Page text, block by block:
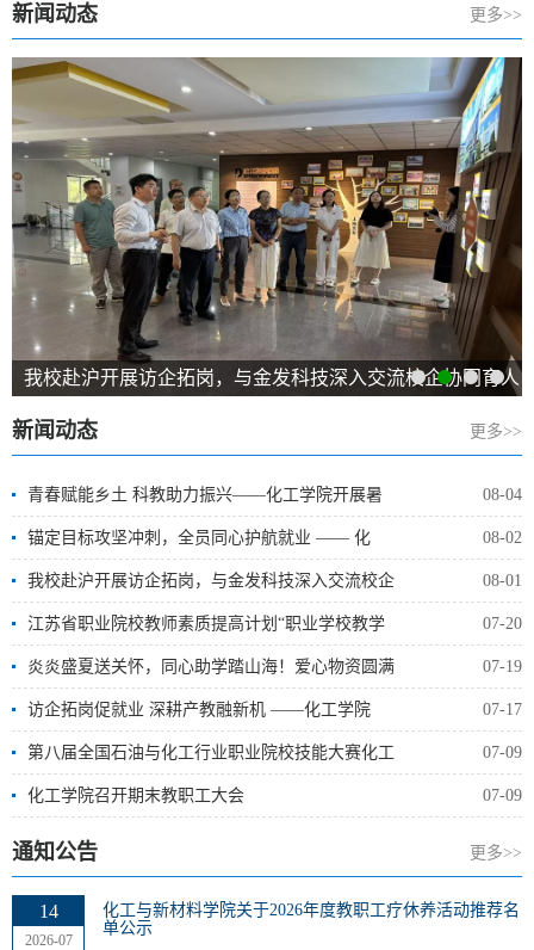
新闻动态 更多>>
我校赴沪开展访企拓岗，与金发科技深入交流校企协同育人
新闻动态 更多>>
青春赋能乡土 科教助力振兴——化工学院开展暑 08-04
锚定目标攻坚冲刺，全员同心护航就业 —— 化 08-02
我校赴沪开展访企拓岗，与金发科技深入交流校企 08-01
江苏省职业院校教师素质提高计划“职业学校教学 07-20
炎炎盛夏送关怀，同心助学踏山海！爱心物资圆满 07-19
访企拓岗促就业 深耕产教融新机 ——化工学院 07-17
第八届全国石油与化工行业职业院校技能大赛化工 07-09
化工学院召开期末教职工大会 07-09
通知公告 更多>>
14
2026-07
化工与新材料学院关于2026年度教职工疗休养活动推荐名
单公示